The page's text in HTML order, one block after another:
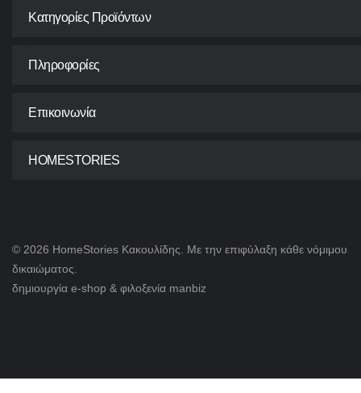
Κατηγορίες Προϊόντων
Πληροφορίες
Επικοινωνία
HOMESTORIES
© 2026 HomeStories Κακουλίδης. Με την επιφύλαξη κάθε νόμιμου
δικαιώματος.
δημιουργία e-shop & φιλοξενία manbiz